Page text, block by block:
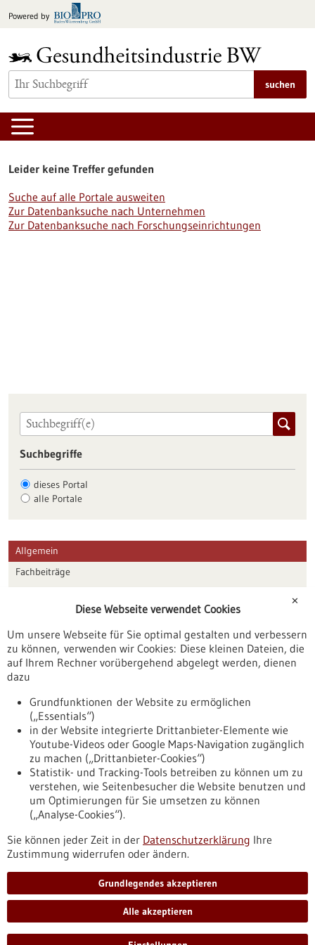
Inhalt
Powered by
suchen
Leider keine Treffer gefunden
Suche auf alle Portale ausweiten
Zur Datenbanksuche nach Unternehmen
Zur Datenbanksuche nach Forschungseinrichtungen
Suchbegriffe
dieses Portal
alle Portale
Allgemein
Fachbeiträge
Veranstaltungen
Erscheinungsdatum
Nach oben
Informiert bleiben
Newsletter abonnieren
✕
Diese Webseite verwendet Cookies
Um unsere Webseite für Sie optimal gestalten und verbessern
zu können, verwenden wir Cookies: Diese kleinen Dateien, die
auf Ihrem Rechner vorübergehend abgelegt werden, dienen
dazu
Grundfunktionen der Website zu ermöglichen
(„Essentials“)
in der Website integrierte Drittanbieter-Elemente wie
Youtube-Videos oder Google Maps-Navigation zugänglich
zu machen („Drittanbieter-Cookies“)
Statistik- und Tracking-Tools betreiben zu können um zu
verstehen, wie Seitenbesucher die Website benutzen und
um Optimierungen für Sie umsetzen zu können
(„Analyse-Cookies“).
Sie können jeder Zeit in der Datenschutzerklärung Ihre
Zustimmung widerrufen oder ändern.
Grundlegendes akzeptieren
Alle akzeptieren